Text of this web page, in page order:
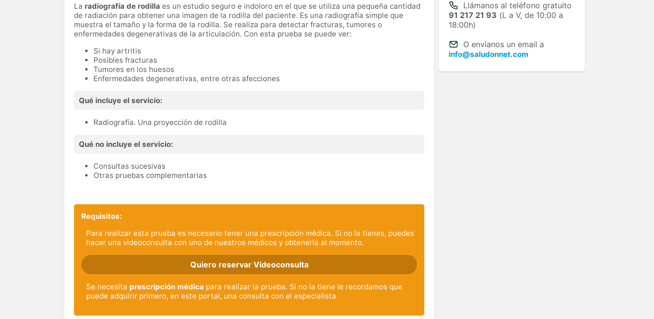
La radiografía de rodilla es un estudio seguro e indoloro en el que se utiliza una pequeña cantidad
de radiación para obtener una imagen de la rodilla del paciente. Es una radiografía simple que
muestra el tamaño y la forma de la rodilla. Se realiza para detectar fracturas, tumores o
enfermedades degenerativas de la articulación. Con esta prueba se puede ver:
Si hay artritis
Posibles fracturas
Tumores en los huesos
Enfermedades degenerativas, entre otras afecciones
Qué incluye el servicio:
Radiografía. Una proyección de rodilla
Qué no incluye el servicio:
Consultas sucesivas
Otras pruebas complementarias
Requisitos:
Para realizar esta prueba es necesario tener una prescripción médica. Si no la tienes, puedes
hacer una videoconsulta con uno de nuestros médicos y obtenerla al momento.
Quiero reservar Videoconsulta
Se necesita prescripción médica para realizar la prueba. Si no la tiene le recordamos que
puede adquirir primero, en este portal, una consulta con el especialista
Llámanos al teléfono gratuito
91 217 21 93 (L a V, de 10:00 a
18:00h)
O envíanos un email a
info@saludonnet.com